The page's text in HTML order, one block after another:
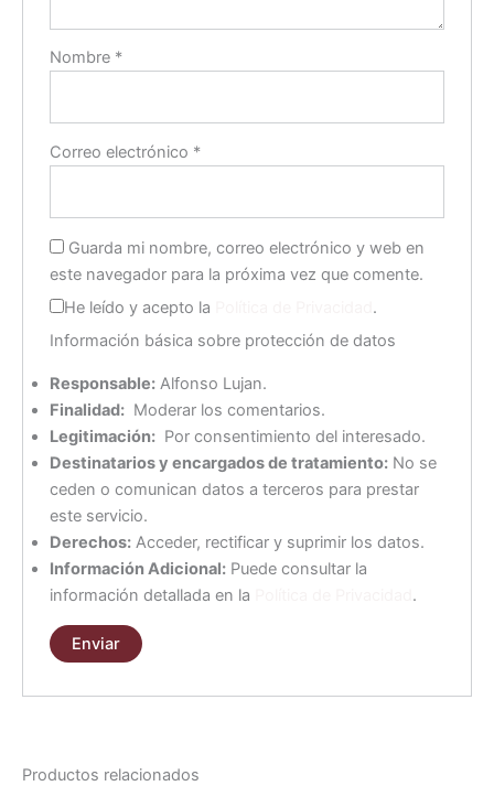
Nombre *
Correo electrónico *
Guarda mi nombre, correo electrónico y web en
este navegador para la próxima vez que comente.
He leído y acepto la
.
Información básica sobre protección de datos
Responsable: Alfonso Lujan.
Finalidad: Moderar los comentarios.
Legitimación: Por consentimiento del interesado.
Destinatarios y encargados de tratamiento: No se
ceden o comunican datos a terceros para prestar
este servicio.
Derechos: Acceder, rectificar y suprimir los datos.
Información Adicional: Puede consultar la
información detallada en la
.
Productos relacionados